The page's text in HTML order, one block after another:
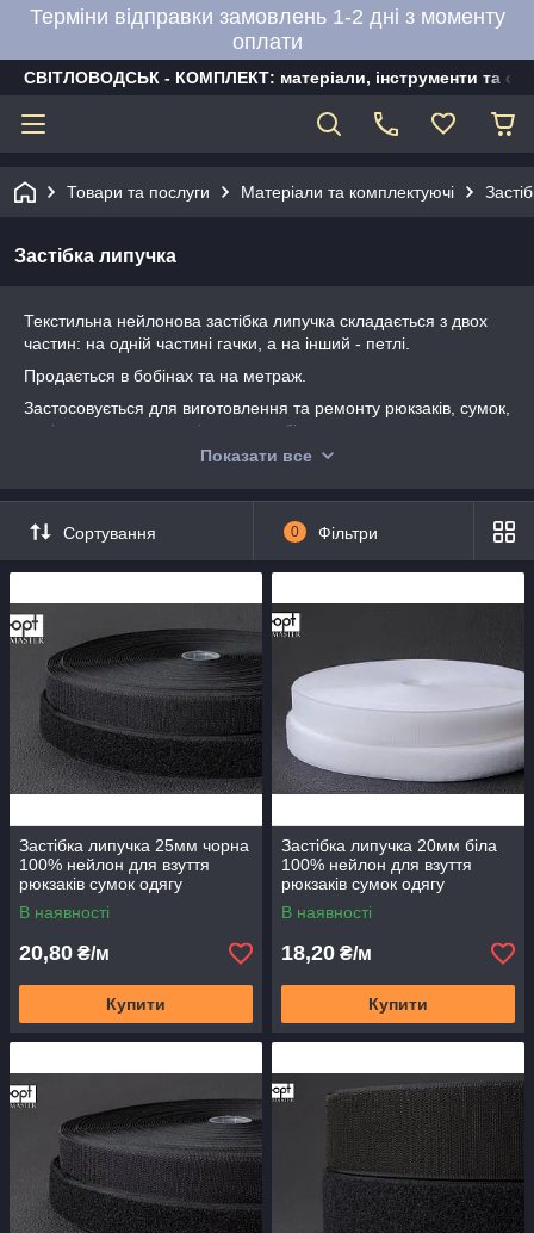
Терміни відправки замовлень 1-2 дні з моменту
оплати
СВІТЛОВОДСЬК - КОМПЛЕКТ: матеріали, інструменти та
Товари та послуги Матеріали та комплектуючі
Застібка липучка
Текстильна нейлонова застібка липучка складається з двох
частин: на одній частині гачки, а на інший - петлі.
Продається в бобінах та на метраж.
Застосовується для виготовлення та ремонту рюкзаків, сумок,
валіз, взуття, одягу та інших виробів.
Така липучка відмінно підійде як для виготовлення рюкзака,
Показати все
Сортування 0 Фільтри
Застібка липучка 25мм чорна
100% нейлон для взуття
рюкзаків сумок одягу
В наявності
20,80 ₴/м
Купити
Застібка липучка 20мм біла
100% нейлон для взуття
рюкзаків сумок одягу
В наявності
18,20 ₴/м
Купити